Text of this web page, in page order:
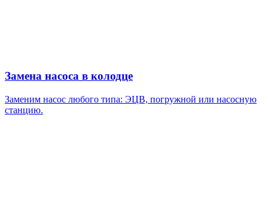
Замена насоса в колодце
Заменим насос любого типа: ЭЦВ, погружной или насосную
станцию.